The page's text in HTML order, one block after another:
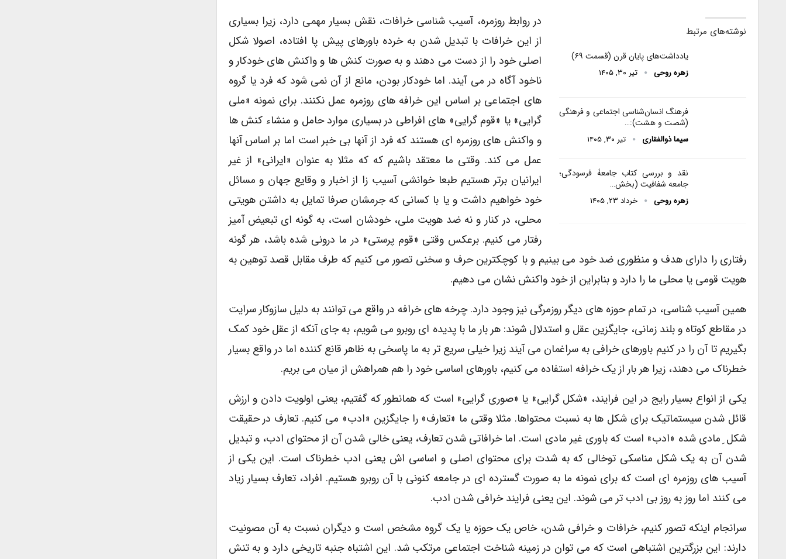
نوشته‌های مرتبط
یادداشت‌های پایان قرن (قسمت ۶۹)
زهره روحی تیر ۳۰, ۱۴۰۵
فرهنگ انسان‌شناسی اجتماعی و فرهنگی
(شصت و هشت):…
سیما ذوالفقاری تیر ۳۰, ۱۴۰۵
نقد و بررسی کتاب جامعۀ فرسودگی؛
جامعه شفافیت (بخش…
زهره روحی خرداد ۲۳, ۱۴۰۵
در روابط روزمره، آسیب شناسی خرافات، نقش بسیار مهمی دارد، زیرا بسیاری
از این خرافات با تبدیل شدن به خرده باورهای پیش پا افتاده، اصولا شکل
اصلی خود را از دست می دهند و به صورت کنش ها و واکنش های خودکار و
ناخود آگاه در می آیند. اما خودکار بودن، مانع از آن نمی شود که فرد یا گروه
های اجتماعی بر اساس این خرافه های روزمره عمل نکنند. برای نمونه «ملی
گرایی» یا «قوم گرایی» های افراطی در بسیاری موارد حامل و منشاء کنش ها
و واکنش های روزمره ای هستند که فرد از آنها بی خبر است اما بر اساس آنها
عمل می کند. وقتی ما معتقد باشیم که که مثلا به عنوان «ایرانی» از غیر
ایرانیان برتر هستیم طبعا خوانشی آسیب زا از اخبار و وقایع جهان و مسائل
خود خواهیم داشت و یا با کسانی که جرمشان صرفا تمایل به داشتن هویتی
محلی، در کنار و نه ضد هویت ملی، خودشان است، به گونه ای تبعیض آمیز
رفتار می کنیم. برعکس وقتی «قوم پرستی» در ما درونی شده باشد، هر گونه
رفتاری را دارای هدف و منظوری ضد خود می بینیم و با کوچکترین حرف و سخنی تصور می کنیم که طرف مقابل قصد توهین به
هویت قومی یا محلی ما را دارد و بنابراین از خود واکنش نشان می دهیم.
همین آسیب شناسی، در تمام حوزه های دیگر روزمرگی نیز وجود دارد. چرخه های خرافه در واقع می توانند به دلیل سازوکار سرایت
در مقاطع کوتاه و بلند زمانی، جایگزین عقل و استدلال شوند: هر بار ما با پدیده ای روبرو می شویم، به جای آنکه از عقل خود کمک
بگیریم تا آن را در کنیم باورهای خرافی به سراغمان می آیند زیرا خیلی سریع تر به ما پاسخی به ظاهر قانع کننده اما در واقع بسیار
خطرناک می دهند، زیرا هر بار از یک خرافه استفاده می کنیم، باورهای اساسی خود را هم همراهش از میان می بریم.
یکی از انواع بسیار رایج در این فرایند، «شکل گرایی» یا «صوری گرایی» است که همانطور که گفتیم، یعنی اولویت دادن و ارزش
قائل شدن سیستماتیک برای شکل ها به نسبت محتواها. مثلا وقتی ما «تعارف» را جایگزین «ادب» می کنیم. تعارف در حقیقت
شکل ِ مادی شده «ادب» است که باوری غیر مادی است. اما خرافاتی شدن تعارف، یعنی خالی شدن آن از محتوای ادب، و تبدیل
شدن آن به یک شکل مناسکی توخالی که به شدت برای محتوای اصلی و اساسی اش یعنی ادب خطرناک است. این یکی از
آسیب های روزمره ای است که برای نمونه ما به صورت گسترده ای در جامعه کنونی با آن روبرو هستیم. افراد، تعارف بسیار زیاد
می کنند اما روز به روز بی ادب تر می شوند. این یعنی فرایند خرافی شدن ادب.
سرانجام اینکه تصور کنیم، خرافات و خرافی شدن، خاص یک حوزه یا یک گروه مشخص است و دیگران نسبت به آن مصونیت
دارند: این بزرگترین اشتباهی است که می توان در زمینه شناخت اجتماعی مرتکب شد. این اشتباه جنبه تاریخی دارد و به تنش